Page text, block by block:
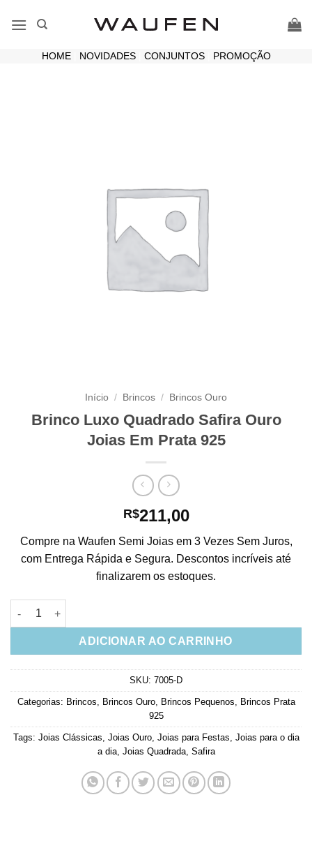
HOME| NOVIDADES| CONJUNTOS| PROMOÇÃO
Início / Brincos / Brincos Ouro
Brinco Luxo Quadrado Safira Ouro
Joias Em Prata 925
R$211,00
Compre na Waufen Semi Joias em 3 Vezes Sem Juros,
com Entrega Rápida e Segura. Descontos incríveis até
finalizarem os estoques.
Brinco Luxo Quadrado Safira Ouro Joias Em Prata 925
ADICIONAR AO CARRINHO
SKU: 7005-D
Categorias: Brincos, Brincos Ouro, Brincos Pequenos, Brincos Prata
925
Tags: Joias Clássicas, Joias Ouro, Joias para Festas, Joias para o dia
a dia, Joias Quadrada, Safira